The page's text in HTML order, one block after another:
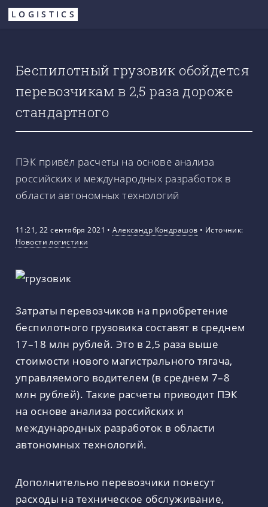
Перейти
LOGISTICS
Беспилотный грузовик обойдется
перевозчикам в 2,5 раза дороже
стандартного
ПЭК привёл расчеты на основе анализа
российских и международных разработок в
области автономных технологий
11:21, 22 сентября 2021 •Александр Кондрашов • Источник:
Новости логистики
Затраты перевозчиков на приобретение
беспилотного грузовика составят в среднем
17–18 млн рублей. Это в 2,5 раза выше
стоимости нового магистрального тягача,
управляемого водителем (в среднем 7–8
млн рублей). Такие расчеты приводит ПЭК
на основе анализа российских и
международных разработок в области
автономных технологий.
Дополнительно перевозчики понесут
расходы на техническое обслуживание,